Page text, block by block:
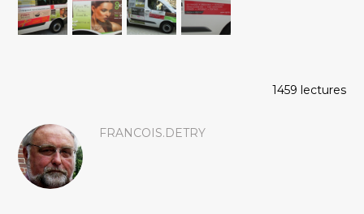
1459 lectures
FRANCOIS.DETRY